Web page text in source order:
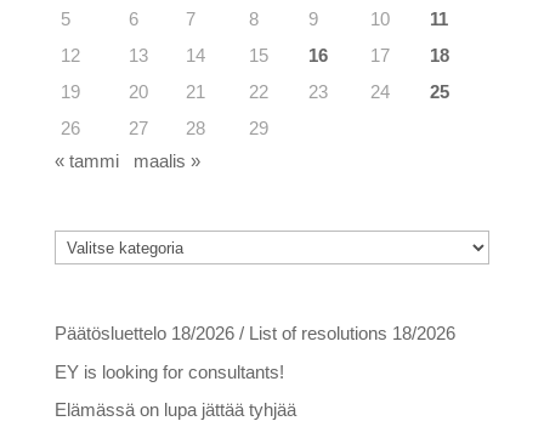
5
6 7 8 9 10
11
12
13 14 15 16 17
18
19
20 21 22 23 24
25
26
27 28
29
« tammi
maalis »
Kategoriat
Päätösluettelo 18/2026 / List of resolutions 18/2026
EY is looking for consultants!
Elämässä on lupa jättää tyhjää